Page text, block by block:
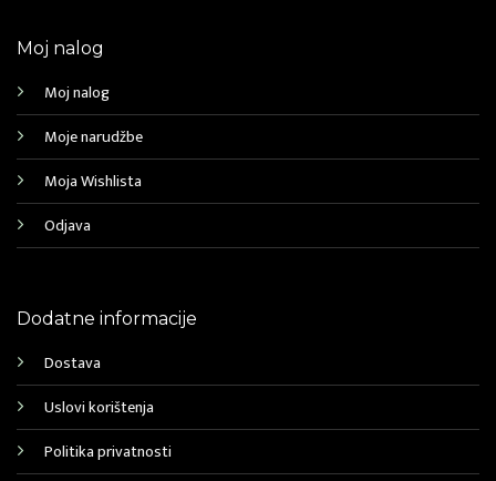
Moj nalog
Moj nalog
Moje narudžbe
Moja Wishlista
Odjava
Dodatne informacije
Dostava
Uslovi korištenja
Politika privatnosti